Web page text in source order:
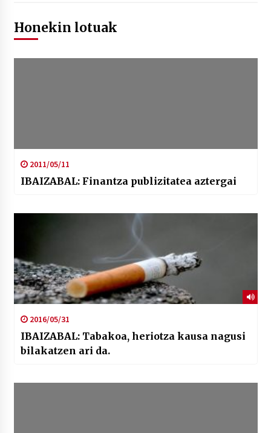
Honekin lotuak
2011/05/11
IBAIZABAL: Finantza publizitatea aztergai
2016/05/31
IBAIZABAL: Tabakoa, heriotza kausa nagusi
bilakatzen ari da.